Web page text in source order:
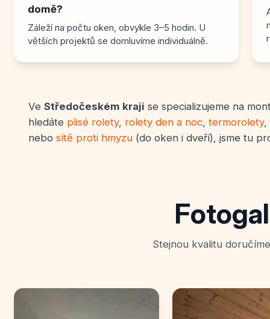
domě?
Záleží na počtu oken, obvykle 3–5 hodin. U
větších projektů se domluvíme individuálně.
Ve Středočeském kraji se specializujeme na
hledáte plisé rolety, rolety den a noc termorolety,
nebo sítě proti hmyzu (do oken i dveří), jsme tu
Stejnou kvalitu